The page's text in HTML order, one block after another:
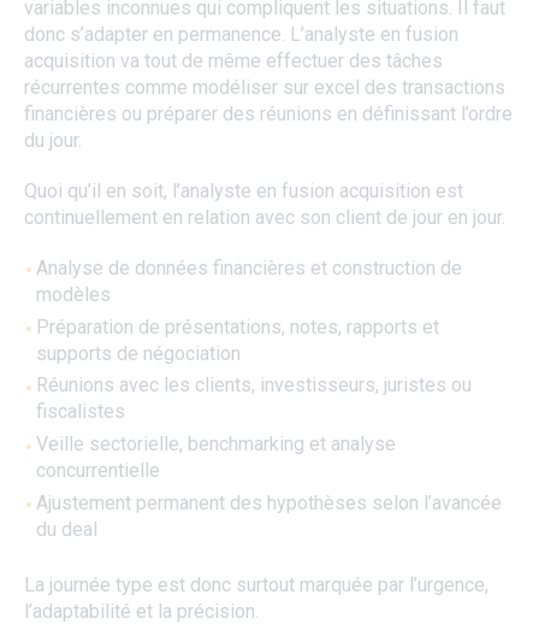
variables inconnues qui compliquent les situations. Il faut
donc s’adapter en permanence. L’analyste en fusion
acquisition va tout de même effectuer des tâches
récurrentes comme modéliser sur excel des transactions
financières ou préparer des réunions en définissant l’ordre
du jour.
Quoi qu’il en soit, l’analyste en fusion acquisition est
continuellement en relation avec son client de jour en jour.
Analyse de données financières et construction de
modèles
Préparation de présentations, notes, rapports et
supports de négociation
Réunions avec les clients, investisseurs, juristes ou
fiscalistes
Veille sectorielle, benchmarking et analyse
concurrentielle
Ajustement permanent des hypothèses selon l’avancée
du deal
La journée type est donc surtout marquée par l’urgence,
l’adaptabilité et la précision.